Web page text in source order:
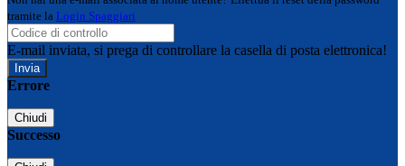
tramite la Login Spaggiari
E-mail inviata, si prega di controllare la casella di posta elettronica!
Errore
Chiudi
Successo